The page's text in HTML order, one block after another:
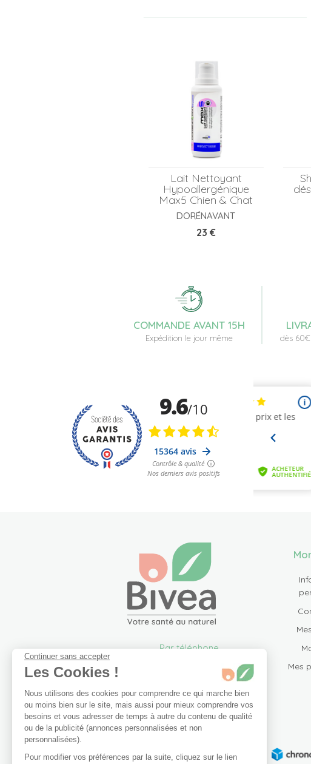
Lait Nettoyant
Hypoallergénique
Max5 Chien & Chat
DORÉNAVANT
Prix
23 €
COMMANDE AVANT 15H
Expédition le jour même dès
Par téléphone
info@bivea.com
6 rue du Solarium
33170 Gradignan
France Métropolitaine
Mes
Continuer sans accepter
Les Cookies !
Nous utilisons des cookies pour comprendre ce qui marche bien
ou moins bien sur le site, mais aussi pour mieux comprendre vos
besoins et vous adresser de temps à autre du contenu de qualité
ou de la publicité (annonces personnalisées et non
personnalisées).
Pour modifier vos préférences par la suite, cliquez sur le lien